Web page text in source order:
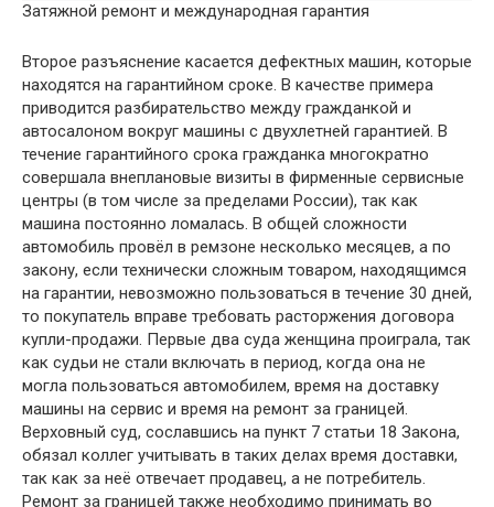
Затяжной ремонт и международная гарантия
Второе разъяснение касается дефектных машин, которые
находятся на гарантийном сроке. В качестве примера
приводится разбирательство между гражданкой и
автосалоном вокруг машины с двухлетней гарантией. В
течение гарантийного срока гражданка многократно
совершала внеплановые визиты в фирменные сервисные
центры (в том числе за пределами России), так как
машина постоянно ломалась. В общей сложности
автомобиль провёл в ремзоне несколько месяцев, а по
закону, если технически сложным товаром, находящимся
на гарантии, невозможно пользоваться в течение 30 дней,
то покупатель вправе требовать расторжения договора
купли-продажи. Первые два суда женщина проиграла, так
как судьи не стали включать в период, когда она не
могла пользоваться автомобилем, время на доставку
машины на сервис и время на ремонт за границей.
Верховный суд, сославшись на пункт 7 статьи 18 Закона,
обязал коллег учитывать в таких делах время доставки,
так как за неё отвечает продавец, а не потребитель.
Ремонт за границей также необходимо принимать во